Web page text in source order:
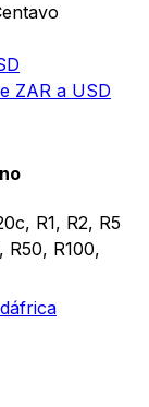
ZAR a USD
R1, R2, R5
R50, R100,